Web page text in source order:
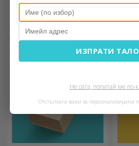
чанти за аксесоари
Дръжте аксесоарите си на
едно място!
ИЗПРАТИ
Не сега, попитай ме по-
Отстъпката важи за персонализирани